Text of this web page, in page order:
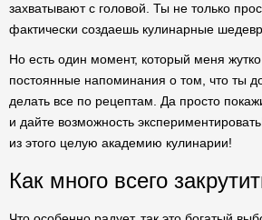
захватывают с головой. Ты не только
фактически создаешь кулинарные
Но есть один момент, который меня
постоянные напоминания о том, что ты
делать все по рецептам. Да просто
и дайте возможность
из этого целую академию кулинарии!
Как много всего